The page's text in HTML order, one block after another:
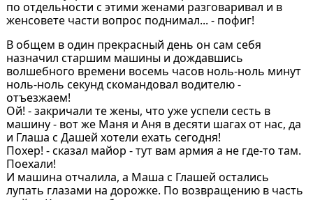
по отдельности с этими женами разговаривал и в
женсовете части вопрос поднимал... - пофиг!
В общем в один прекрасный день он сам себя
назначил старшим машины и дождавшись
волшебного времени восемь часов ноль-ноль минут
ноль-ноль секунд скомандовал водителю -
отъезжаем!
Ой! - закричали те жены, что уже успели сесть в
машину - вот же Маня и Аня в десяти шагах от нас, да
и Глаша с Дашей хотели ехать сегодня!
Похер! - сказал майор - тут вам армия а не где-то там.
Поехали!
И машина отчалила, а Маша с Глашей остались
лупать глазами на дорожке. По возвращению в часть